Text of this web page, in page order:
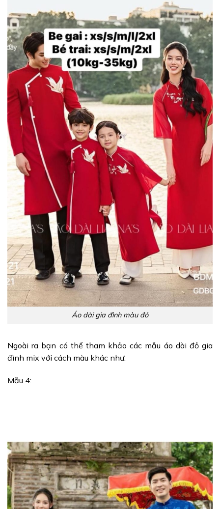
Áo dài gia đình màu đỏ
Ngoài ra bạn có thể tham khảo các mẫu áo dài đỏ gia
đình mix với cách màu khác như:
Mẫu 4: